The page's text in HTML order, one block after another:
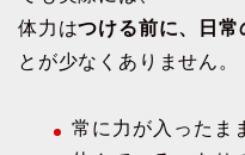
体力はつける前に、日常
とが少なくありません。
常に力が入ったま